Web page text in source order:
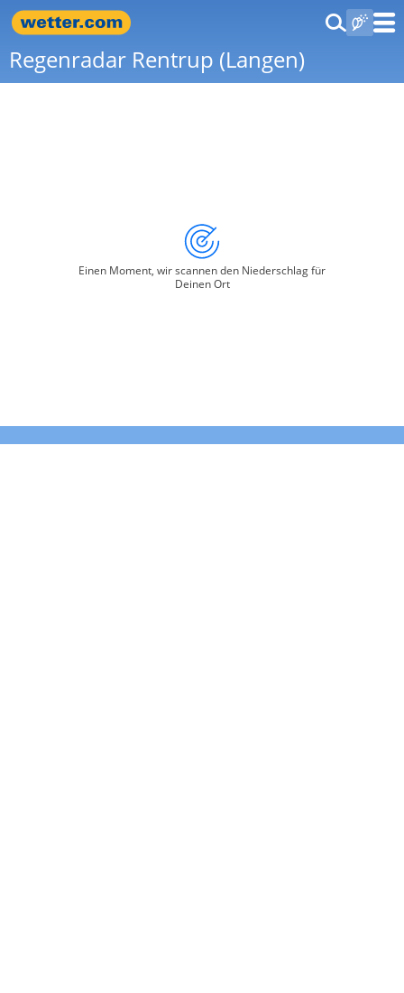
Regenradar Rentrup (Langen)
Einen Moment, wir scannen den Niederschlag für
Deinen Ort